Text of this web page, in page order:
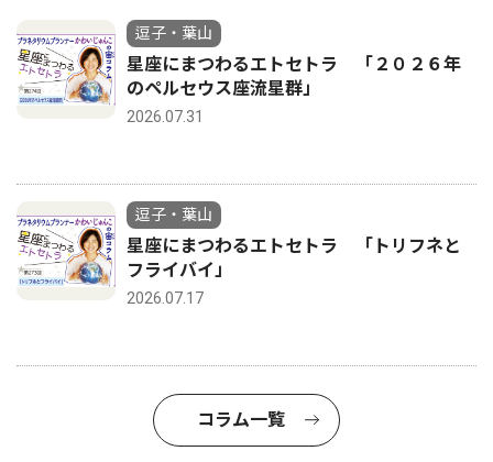
逗子・葉山
星座にまつわるエトセトラ 「２０２６年
のペルセウス座流星群」
2026.07.31
逗子・葉山
星座にまつわるエトセトラ 「トリフネと
フライバイ」
2026.07.17
コラム一覧